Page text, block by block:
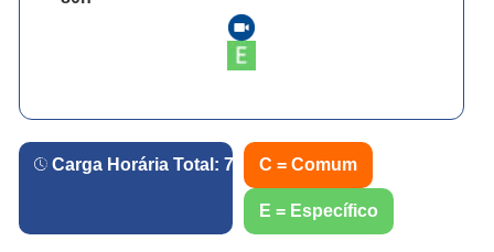
Carga Horária Total: 720 h.
C = Comum
E = Específico